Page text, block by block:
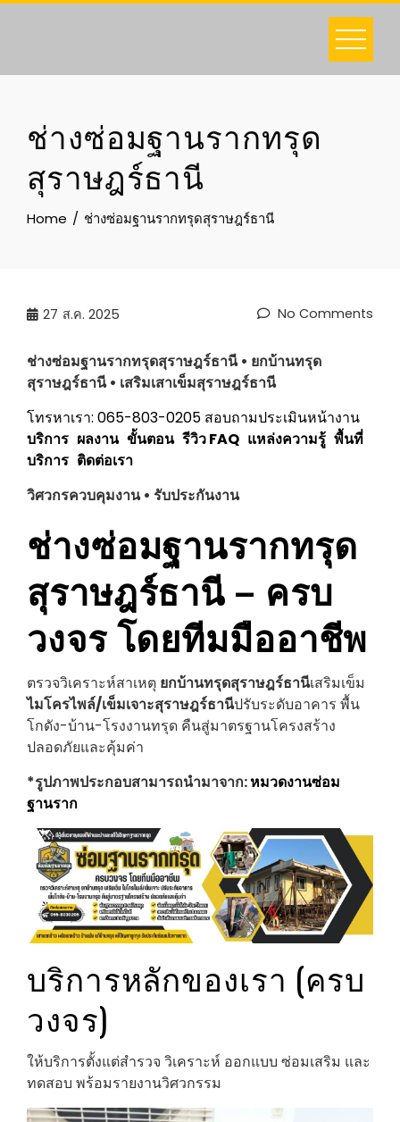
Skip
ช่างซ่อมฐานรากทรุด
สุราษฎร์ธานี
Home ช่างซ่อมฐานรากทรุดสุราษฎร์ธานี
27 ส.ค. 2025 No Comments
ช่างซ่อมฐานรากทรุดสุราษฎร์ธานี• ยกบ้านทรุด
สุราษฎร์ธานี• เสริมเสาเข็มสุราษฎร์ธานี
โทรหาเรา: 065-803-0205 สอบถามประเมินหน้างาน
บริการ ผลงาน ขั้นตอน รีวิวFAQ แหล่งความรู้ พื้นที่
บริการ ติดต่อเรา
วิศวกรควบคุมงาน • รับประกันงาน
ช่างซ่อมฐานรากทรุด
สุราษฎร์ธานี – ครบ
วงจร โดยทีมมืออาชีพ
ตรวจวิเคราะห์สาเหตุ ยกบ้านทรุดสุราษฎร์ธานีเสริมเข็ม
ไมโครไพล์/เข็มเจาะสุราษฎร์ธานีปรับระดับอาคาร พื้น
โกดัง-บ้าน-โรงงานทรุด คืนสู่มาตรฐานโครงสร้าง
ปลอดภัยและคุ้มค่า
*รูปภาพประกอบสามารถนำมาจาก:หมวดงานซ่อม
ฐานราก
บริการหลักของเรา (ครบ
วงจร)
ให้บริการตั้งแต่สำรวจ วิเคราะห์ ออกแบบ ซ่อมเสริม และ
ทดสอบ พร้อมรายงานวิศวกรรม